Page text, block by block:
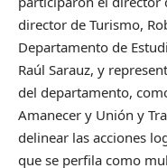
director de Turismo,
Departamento de
Raúl Sarauz, y
del departamento,
Amanecer y Unión y
delinear las acciones
que se perfila como